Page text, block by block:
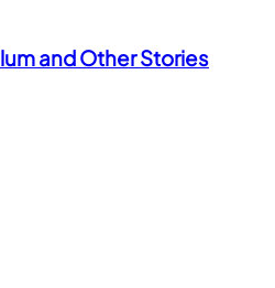
and Other Stories